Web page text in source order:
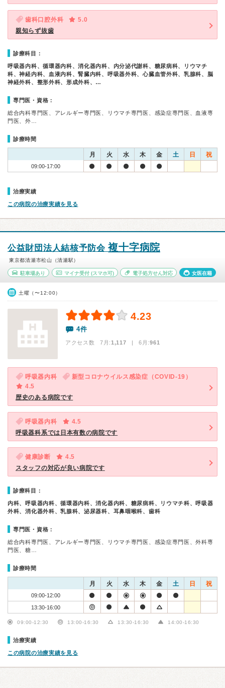
歯科口腔外科
5.0
親知らず抜歯
診療科目：
呼吸器内科、循環器内科、消化器内科、内分泌代謝科、糖尿病科、リウマチ
科、神経内科、血液内科、腎臓内科、呼吸器外科、心臓血管外科、乳腺科、脳
神経外科、整形外科、形成外科、…
専門医・資格：
総合内科専門医、アレルギー専門医、リウマチ専門医、感染症専門医、血液専
門医、外…
診療時間
月 火 水 木 金 土 日 祝
09:00-17:00
治療実績
この病院の治療実績を見る
公益財団法人結核予防会複十字病院
東京都清瀬市松山（清瀬駅）
駐車場あり マイナ受付(スマホ可) 電子処方せん対応 女医在籍
土曜（〜12:00）
4.23
4件
アクセス数 7月:1,117 | 6月:961
呼吸器内科
新型コロナウイルス感染症（COVID-19）
4.5
歴史のある病院です
呼吸器内科
4.5
呼吸器科系では日本有数の病院です
健康診断
4.5
スタッフの対応が良い病院です
診療科目：
内科、呼吸器内科、循環器内科、消化器内科、糖尿病科、リウマチ科、呼吸器
外科、消化器外科、乳腺科、泌尿器科、耳鼻咽喉科、歯科
専門医・資格：
総合内科専門医、アレルギー専門医、リウマチ専門医、感染症専門医、外科専
門医、糖…
診療時間
月 火 水 木 金 土 日 祝
09:00-12:00
13:30-16:00
09:00-12:30 13:00-16:30 13:30-16:30 14:00-16:30
治療実績
この病院の治療実績を見る